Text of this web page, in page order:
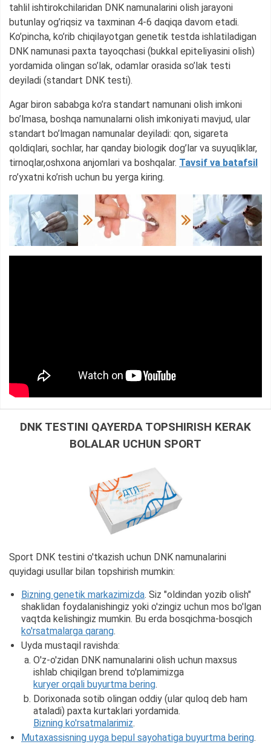
tahlil ishtirokchilaridan DNK namunalarini olish jarayoni
butunlay og’riqsiz va taxminan 4-6 daqiqa davom etadi.
Ko’pincha, ko’rib chiqilayotgan genetik testda ishlatiladigan
DNK namunasi paxta tayoqchasi (bukkal epiteliyasini olish)
yordamida olingan so’lak, odamlar orasida so’lak testi
deyiladi (standart DNK testi).
Agar biron sababga ko’ra standart namunani olish imkoni
bo’lmasa, boshqa namunalarni olish imkoniyati mavjud, ular
standart bo’lmagan namunalar deyiladi: qon, sigareta
qoldiqlari, sochlar, har qanday biologik dog’lar va suyuqliklar,
tirnoqlar,oshxona anjomlari va boshqalar. Tavsif va batafsil
ro’yxatni ko’rish uchun bu yerga kiring.
DNK TESTINI QAYERDA TOPSHIRISH KERAK
BOLALAR UCHUN SPORT
Sport DNK testini o'tkazish uchun DNK namunalarini
quyidagi usullar bilan topshirish mumkin:
Bizning genetik markazimizda. Siz "oldindan yozib olish"
shaklidan foydalanishingiz yoki o'zingiz uchun mos bo'lgan
vaqtda kelishingiz mumkin. Bu erda bosqichma-bosqich
ko'rsatmalarga qarang.
Uyda mustaqil ravishda:
O'z-o'zidan DNK namunalarini olish uchun maxsus
ishlab chiqilgan brend to'plamimizga
kuryer orqali buyurtma bering.
Dorixonada sotib olingan oddiy (ular quloq deb ham
ataladi) paxta kurtaklari yordamida.
Bizning ko'rsatmalarimiz.
Mutaxassisning uyga bepul sayohatiga buyurtma bering.